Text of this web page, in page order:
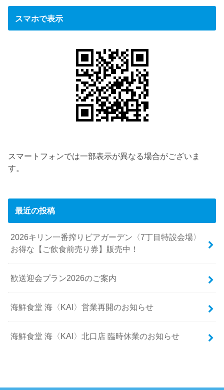
スマホで表示
スマートフォンでは一部表示が異なる場合がございま
す。
最近の投稿
2026キリン一番搾りビアガーデン〈7丁目特設会場〉
お得な【ご飲食前売り券】販売中！
歓送迎会プラン2026のご案内
海鮮食堂 海〈KAI〉営業再開のお知らせ
海鮮食堂 海〈KAI〉北口店 臨時休業のお知らせ